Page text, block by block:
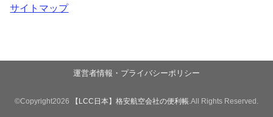
サイトマップ
運営者情報・プライバシーポリシー
©Copyright2026 【LCC日本】格安航空会社の便利帳 .All Rights Reserved.